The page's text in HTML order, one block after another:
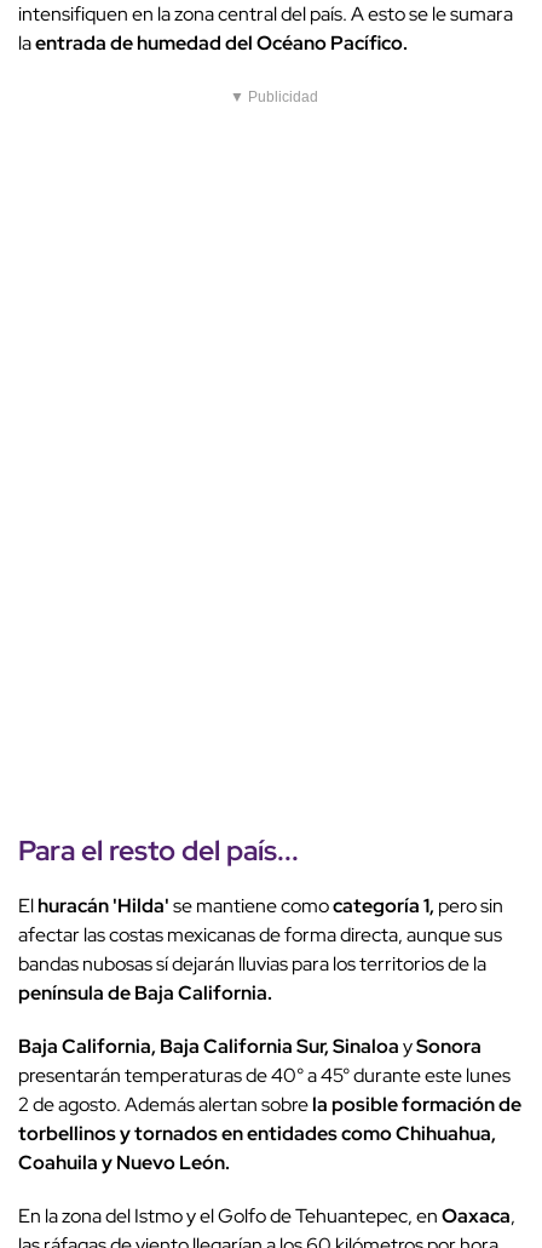
intensifiquen en la zona central del país. A esto se le sumara
laentrada de humedad del Océano Pacífico.
▼ Publicidad
Para el resto del país...
Elhuracán 'Hilda'se mantiene comocategoría 1, pero sin
afectar las costas mexicanas de forma directa, aunque sus
bandas nubosas sí dejarán lluvias para los territorios de la
península de Baja California.
Baja California, Baja California Sur, SinaloaySonora
presentarán temperaturas de 40° a 45° durante este lunes
2 de agosto. Además alertan sobrela posible formación de
torbellinos y tornados en entidades como Chihuahua,
Coahuila y Nuevo León.
En la zona del Istmo y el Golfo de Tehuantepec, enOaxaca,